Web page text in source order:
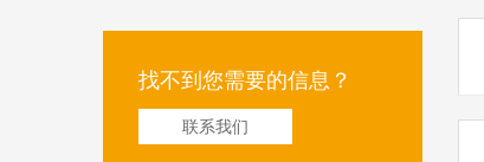
找不到您需要的信息？
联系我们